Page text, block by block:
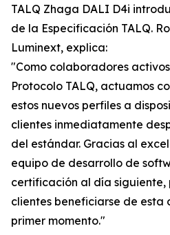
TALQ Zhaga DALI D4i
de la Especificación TALQ.
Luminext, explica:
"Como colaboradores
Protocolo TALQ, actuamos
estos nuevos perfiles a
clientes inmediatamente
del estándar. Gracias al
equipo de desarrollo de
certificación al día siguiente,
clientes beneficiarse de
primer momento."